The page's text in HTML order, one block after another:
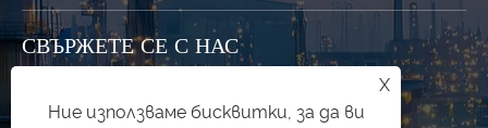
СВЪРЖЕТЕ СЕ С НАС
X
Ние използваме бисквитки, за да ви